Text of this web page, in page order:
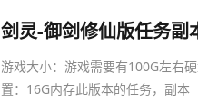
游戏大小：游戏需要有100G左右
置：16G内存此版本的任务，副本